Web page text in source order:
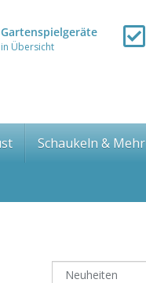
Gartenspielgeräte
in Übersicht
Schaukeln & Mehr